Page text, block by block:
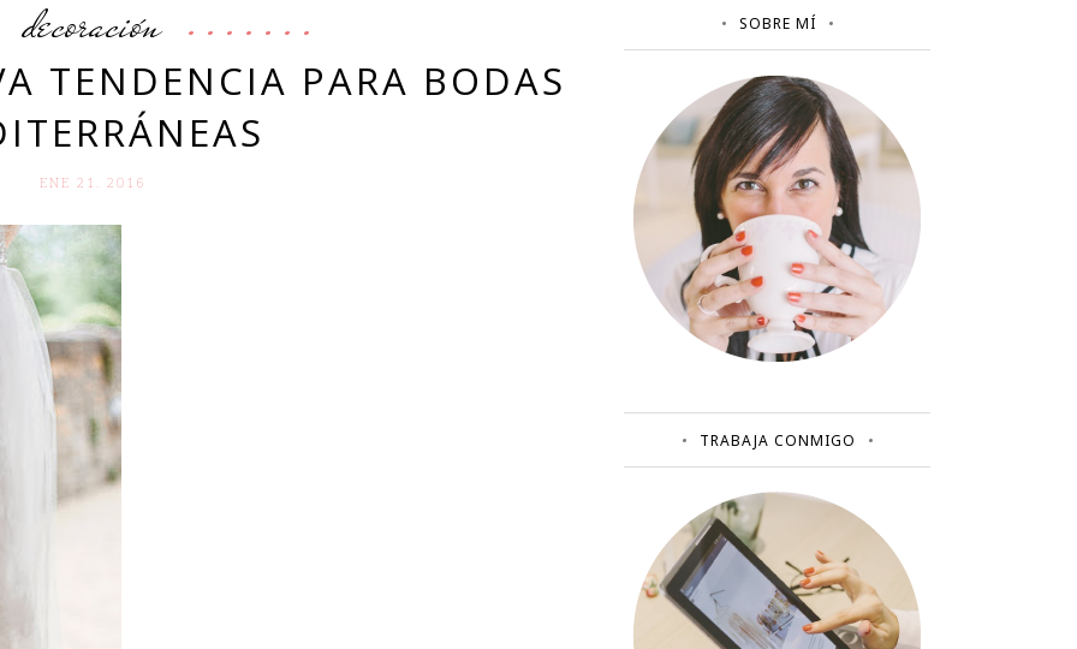
decoración
TENDENCIA PARA BODAS
ENE 21. 2016
SOBRE MÍ
TRABAJA CONMIGO